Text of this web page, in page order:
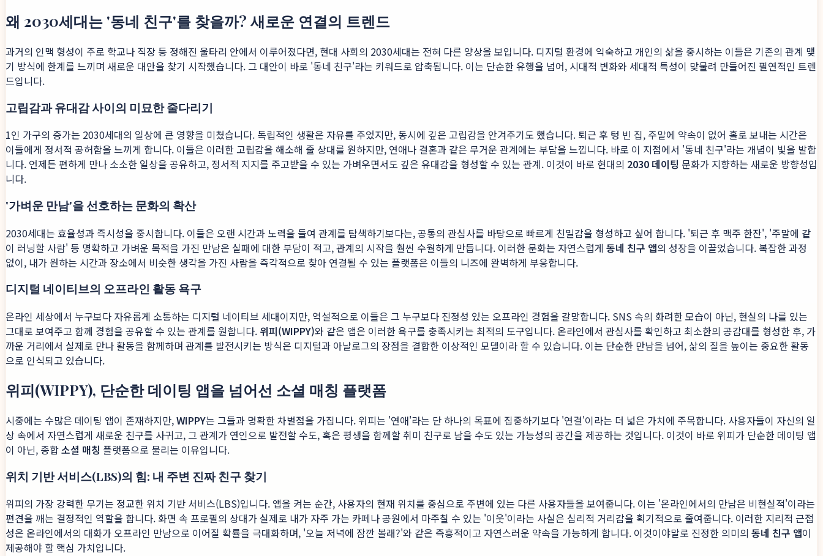
왜 2030세대는 '동네 친구'를 찾을까? 새로운 연결의 트렌드
과거의 인맥 형성이 주로 학교나 직장 등 정해진 울타리 안에서 이루어졌다면, 현대 사회의 2030세대는 전혀 다른 양상을 보입니다. 디지털 환경에 익숙하고 개인의 삶을 중시하는 이들은 기존의 관계 맺
기 방식에 한계를 느끼며 새로운 대안을 찾기 시작했습니다. 그 대안이 바로 '동네 친구'라는 키워드로 압축됩니다. 이는 단순한 유행을 넘어, 시대적 변화와 세대적 특성이 맞물려 만들어진 필연적인 트렌
드입니다.
고립감과 유대감 사이의 미묘한 줄다리기
1인 가구의 증가는 2030세대의 일상에 큰 영향을 미쳤습니다. 독립적인 생활은 자유를 주었지만, 동시에 깊은 고립감을 안겨주기도 했습니다. 퇴근 후 텅 빈 집, 주말에 약속이 없어 홀로 보내는 시간은
이들에게 정서적 공허함을 느끼게 합니다. 이들은 이러한 고립감을 해소해 줄 상대를 원하지만, 연애나 결혼과 같은 무거운 관계에는 부담을 느낍니다. 바로 이 지점에서 '동네 친구'라는 개념이 빛을 발합
니다. 언제든 편하게 만나 소소한 일상을 공유하고, 정서적 지지를 주고받을 수 있는 가벼우면서도 깊은 유대감을 형성할 수 있는 관계. 이것이 바로 현대의 2030 데이팅 문화가 지향하는 새로운 방향성입
니다.
'가벼운 만남'을 선호하는 문화의 확산
2030세대는 효율성과 즉시성을 중시합니다. 이들은 오랜 시간과 노력을 들여 관계를 탐색하기보다는, 공통의 관심사를 바탕으로 빠르게 친밀감을 형성하고 싶어 합니다. '퇴근 후 맥주 한잔', '주말에 같
이 러닝할 사람' 등 명확하고 가벼운 목적을 가진 만남은 실패에 대한 부담이 적고, 관계의 시작을 훨씬 수월하게 만듭니다. 이러한 문화는 자연스럽게 동네 친구 앱의 성장을 이끌었습니다. 복잡한 과정
없이, 내가 원하는 시간과 장소에서 비슷한 생각을 가진 사람을 즉각적으로 찾아 연결될 수 있는 플랫폼은 이들의 니즈에 완벽하게 부응합니다.
디지털 네이티브의 오프라인 활동 욕구
온라인 세상에서 누구보다 자유롭게 소통하는 디지털 네이티브 세대이지만, 역설적으로 이들은 그 누구보다 진정성 있는 오프라인 경험을 갈망합니다. SNS 속의 화려한 모습이 아닌, 현실의 나를 있는
그대로 보여주고 함께 경험을 공유할 수 있는 관계를 원합니다. 위피(WIPPY)와 같은 앱은 이러한 욕구를 충족시키는 최적의 도구입니다. 온라인에서 관심사를 확인하고 최소한의 공감대를 형성한 후, 가
까운 거리에서 실제로 만나 활동을 함께하며 관계를 발전시키는 방식은 디지털과 아날로그의 장점을 결합한 이상적인 모델이라 할 수 있습니다. 이는 단순한 만남을 넘어, 삶의 질을 높이는 중요한 활동
으로 인식되고 있습니다.
위피(WIPPY), 단순한 데이팅 앱을 넘어선 소셜 매칭 플랫폼
시중에는 수많은 데이팅 앱이 존재하지만,WIPPY는 그들과 명확한 차별점을 가집니다. 위피는 '연애'라는 단 하나의 목표에 집중하기보다 '연결'이라는 더 넓은 가치에 주목합니다. 사용자들이 자신의 일
상 속에서 자연스럽게 새로운 친구를 사귀고, 그 관계가 연인으로 발전할 수도, 혹은 평생을 함께할 취미 친구로 남을 수도 있는 가능성의 공간을 제공하는 것입니다. 이것이 바로 위피가 단순한 데이팅 앱
이 아닌, 종합소셜 매칭 플랫폼으로 불리는 이유입니다.
위치 기반 서비스(LBS)의 힘: 내 주변 진짜 친구 찾기
위피의 가장 강력한 무기는 정교한 위치 기반 서비스(LBS)입니다. 앱을 켜는 순간, 사용자의 현재 위치를 중심으로 주변에 있는 다른 사용자들을 보여줍니다. 이는 '온라인에서의 만남은 비현실적'이라는
편견을 깨는 결정적인 역할을 합니다. 화면 속 프로필의 상대가 실제로 내가 자주 가는 카페나 공원에서 마주칠 수 있는 '이웃'이라는 사실은 심리적 거리감을 획기적으로 줄여줍니다. 이러한 지리적 근접
성은 온라인에서의 대화가 오프라인 만남으로 이어질 확률을 극대화하며, '오늘 저녁에 잠깐 볼래?'와 같은 즉흥적이고 자연스러운 약속을 가능하게 합니다. 이것이야말로 진정한 의미의 동네 친구 앱이
제공해야 할 핵심 가치입니다.